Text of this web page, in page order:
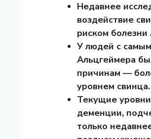
Недавнее
воздействие
риском
У людей с
Альцгеймера
причинам —
уровнем свинца.
Текущие
деменции,
только